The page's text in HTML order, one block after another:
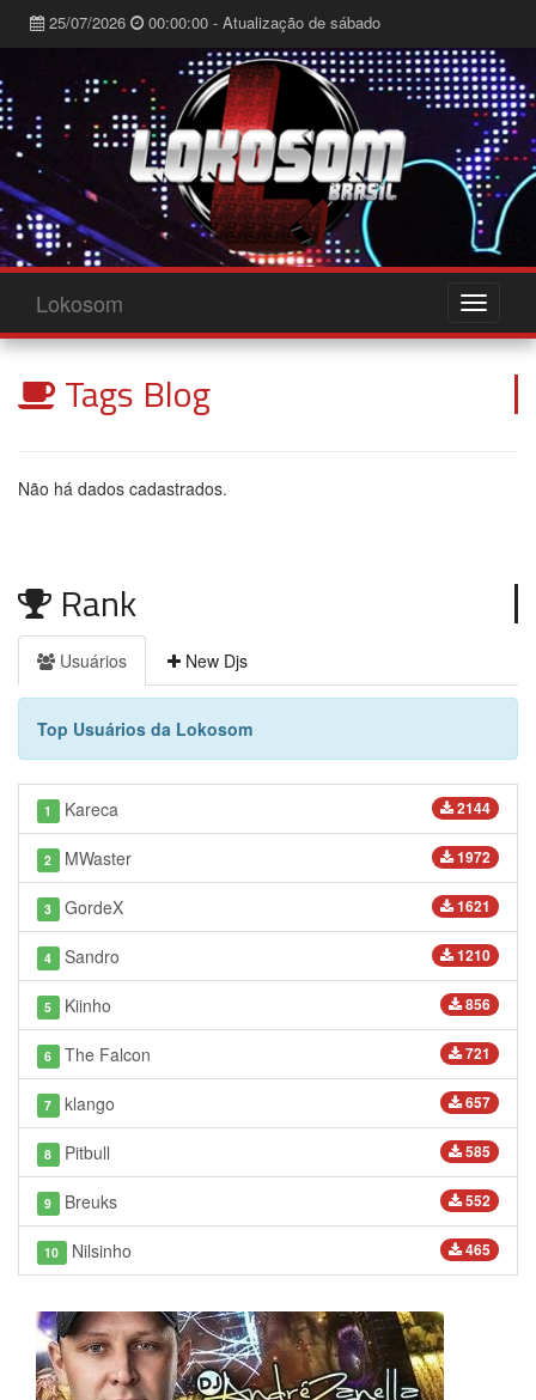
25/07/2026 00:00:00 - Atualização de sábado
Lokosom
Tags Blog
Não há dados cadastrados.
Rank
Usuários New Djs
Top Usuários da Lokosom
2144
1 Kareca
1972
2 MWaster
1621
3 GordeX
1210
4 Sandro
856
5 Kiinho
721
6 The Falcon
657
7 klango
585
8 Pitbull
552
9 Breuks
465
10 Nilsinho